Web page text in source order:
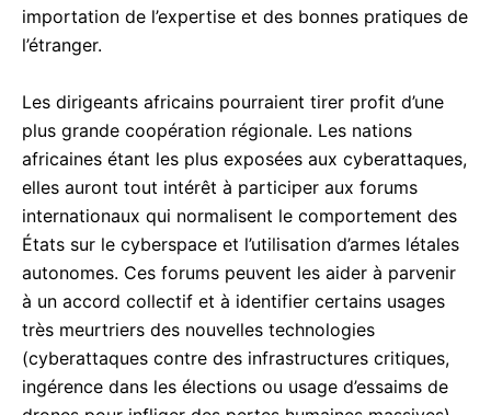
importation de l’expertise et des bonnes pratiques de
l’étranger.
Les dirigeants africains pourraient tirer profit d’une
plus grande coopération régionale. Les nations
africaines étant les plus exposées aux cyberattaques,
elles auront tout intérêt à participer aux forums
internationaux qui normalisent le comportement des
États sur le cyberspace et l’utilisation d’armes létales
autonomes. Ces forums peuvent les aider à parvenir
à un accord collectif et à identifier certains usages
très meurtriers des nouvelles technologies
(cyberattaques contre des infrastructures critiques,
ingérence dans les élections ou usage d’essaims de